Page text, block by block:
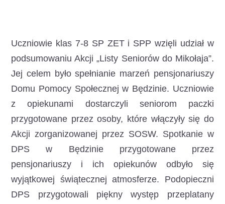
Uczniowie klas 7-8 SP ZET i SPP wzięli udział w
podsumowaniu Akcji „Listy Seniorów do Mikołaja”.
Jej celem było spełnianie marzeń pensjonariuszy
Domu Pomocy Społecznej w Będzinie. Uczniowie
z opiekunami dostarczyli seniorom paczki
przygotowane przez osoby, które włączyły się do
Akcji zorganizowanej przez SOSW. Spotkanie w
DPS w Będzinie przygotowane przez
pensjonariuszy i ich opiekunów odbyło się
wyjątkowej świątecznej atmosferze. Podopieczni
DPS przygotowali piękny występ przeplatany